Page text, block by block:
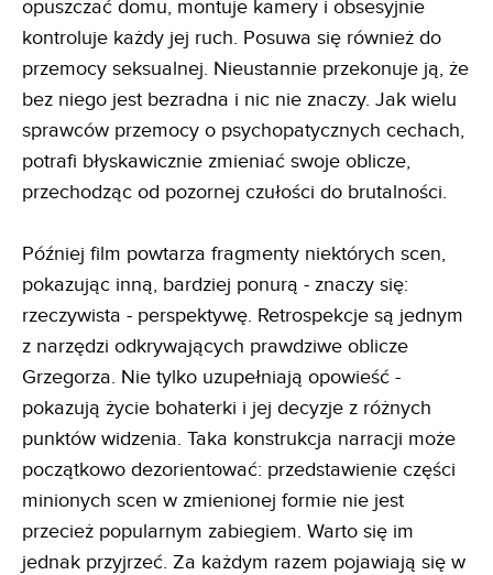
opuszczać domu, montuje kamery i obsesyjnie
kontroluje każdy jej ruch. Posuwa się również do
przemocy seksualnej. Nieustannie przekonuje ją, że
bez niego jest bezradna i nic nie znaczy. Jak wielu
sprawców przemocy o psychopatycznych cechach,
potrafi błyskawicznie zmieniać swoje oblicze,
przechodząc od pozornej czułości do brutalności.
Później film powtarza fragmenty niektórych scen,
pokazując inną, bardziej ponurą - znaczy się:
rzeczywista - perspektywę. Retrospekcje są jednym
z narzędzi odkrywających prawdziwe oblicze
Grzegorza. Nie tylko uzupełniają opowieść -
pokazują życie bohaterki i jej decyzje z różnych
punktów widzenia. Taka konstrukcja narracji może
początkowo dezorientować: przedstawienie części
minionych scen w zmienionej formie nie jest
przecież popularnym zabiegiem. Warto się im
jednak przyjrzeć. Za każdym razem pojawiają się w